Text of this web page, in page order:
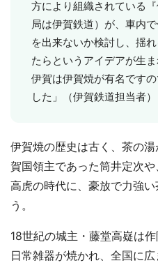
方により組織されている
局は伊賀鉄道）が、車内
を出来ないか検討し、揺
たらというアイデアが生
伊賀は伊賀焼が有名です
した」（伊賀鉄道担当者）
伊賀焼の歴史は古く、茶の
賀国領主であった筒井定次
高虎の時代に、豪放で力強
う。
18世紀の城主・藤堂高嶷は
日常雑器が焼かれ、全国に広